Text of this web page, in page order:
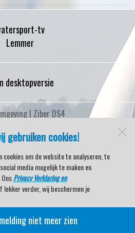
gebruiken cookies!
om de website te analyseren, te
media mogelijk te maken en
Privacy Verklaring en
verder, wij beschermen je
Beleving & Nieuws!
niet meer zien
tv
Lemmer
desktopversie
| Ziber DS4